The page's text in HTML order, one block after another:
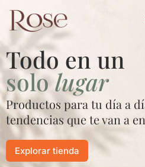
contenido
Todo en un
sololugar
Productos para tu día a
tendencias que te van a
Explorar tienda